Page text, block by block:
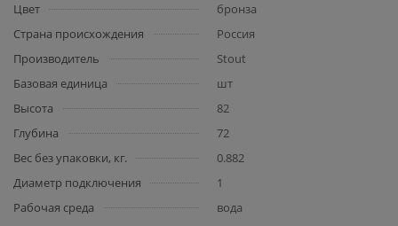
Цвет
бронза
Страна происхождения
Россия
Производитель
Stout
Базовая единица
шт
Высота
82
Глубина
72
Вес без упаковки, кг.
0.882
Диаметр подключения
1
Рабочая среда
вода